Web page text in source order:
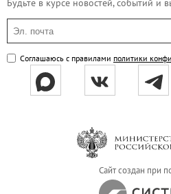
Уставные
Закупки
Результаты
Аренда
Противодействие
Страницы памяти
Древнерусское
Будьте в курсе новостей, событий и
Эл. почта
Соглашаюсь с правилами политики
Сайт создан при